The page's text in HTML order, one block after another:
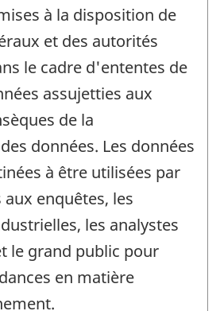
à la disposition de
et des autorités
le cadre d'ententes de
assujetties aux
de la
données. Les données
à être utilisées par
enquêtes, les
les analystes
le grand public pour
en matière